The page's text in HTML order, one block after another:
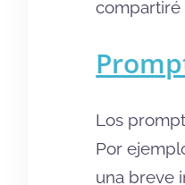
compartiré
Los
Por
una breve